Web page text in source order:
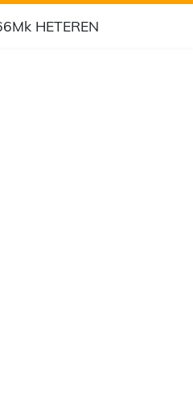
HETEREN